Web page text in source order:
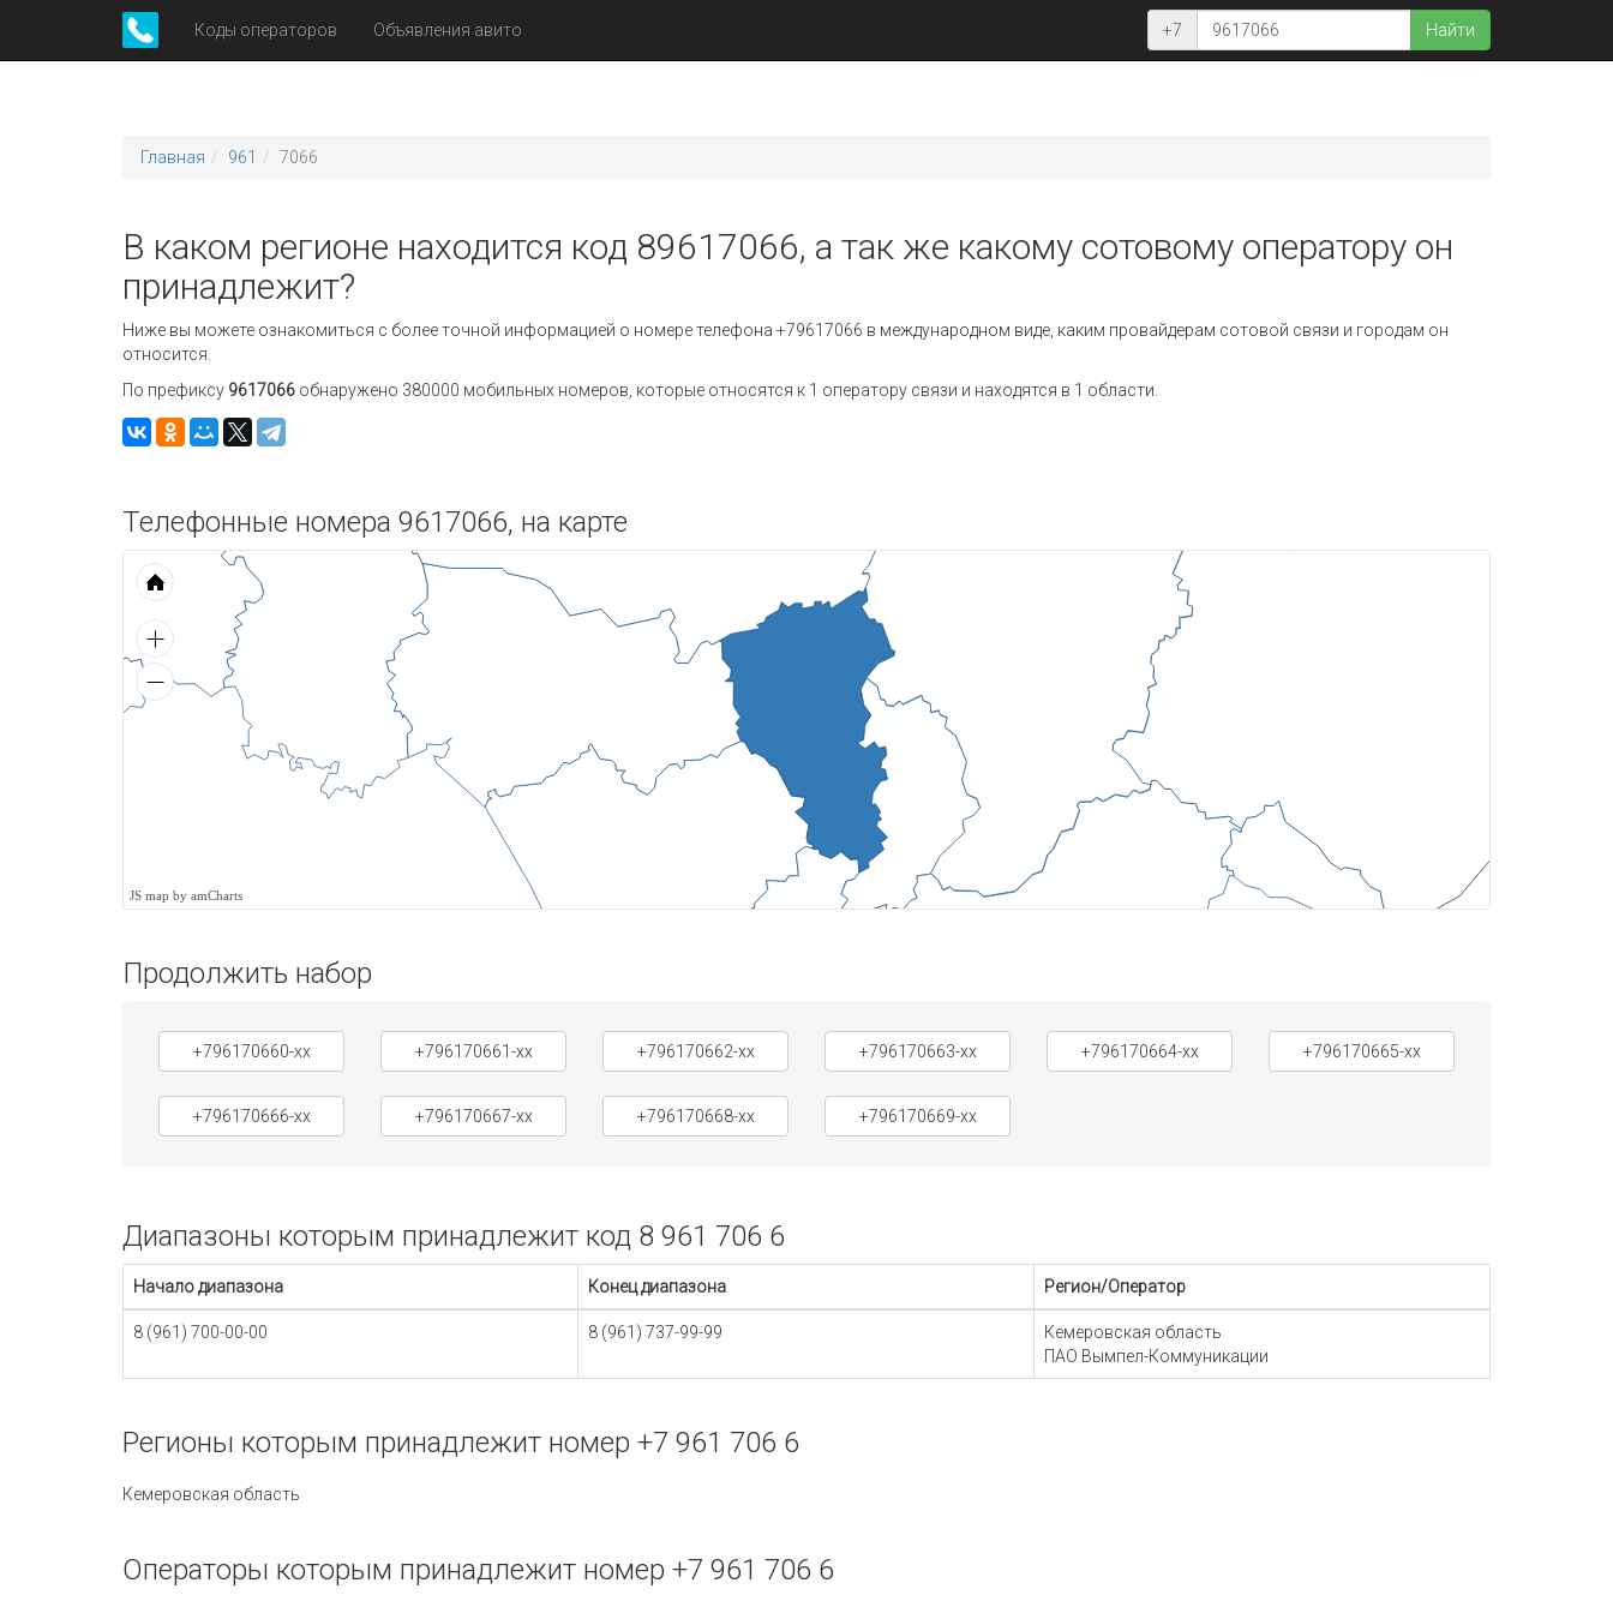
Коды операторов Объявления авито +7 Найти
Главная 961 7066
В каком регионе находится код 89617066, а так же какому сотовому оператору он
принадлежит?
Ниже вы можете ознакомиться с более точной информацией о номере телефона +79617066 в международном виде, каким провайдерам сотовой связи и городам он
относится.
По префиксу 9617066 обнаружено 380000 мобильных номеров, которые относятся к 1 оператору связи и находятся в 1 области.
Телефонные номера 9617066, на карте
JS map by amCharts
Продолжить набор
+796170660-xx +796170661-xx +796170662-xx +796170663-xx +796170664-xx +796170665-xx
+796170666-xx +796170667-xx +796170668-xx +796170669-xx
Диапазоны которым принадлежит код 8 961 706 6
Начало диапазона Конец диапазона Регион/Оператор
8 (961) 700-00-00 8 (961) 737-99-99
Кемеровская область
ПАО Вымпел-Коммуникации
Регионы которым принадлежит номер +7 961 706 6
Кемеровская область
Операторы которым принадлежит номер +7 961 706 6